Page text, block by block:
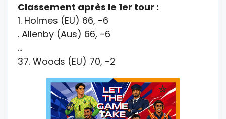
Classement après le 1er tour :
1. Holmes (EU) 66, -6
. Allenby (Aus) 66, -6
…
37. Woods (EU) 70, -2